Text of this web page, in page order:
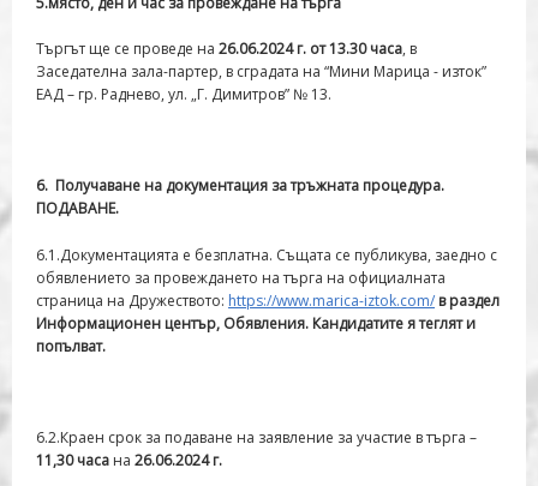
Търгът ще се проведе на 26.06.2024 г. от 13.30 часа, в
Заседателна зала-партер, в сградата на “Мини Марица - изток”
ЕАД – гр. Раднево, ул. „Г. Димитров” № 13.
6. Получаване на документация за тръжната процедура.
ПОДАВАНЕ.
6.1.Документацията е безплатна. Същата се публикува, заедно с
обявлението за провеждането на търга на официалната
страница на Дружеството: https://www.marica-iztok.com/ в раздел
Информационен център, Обявления. Кандидатите я теглят и
попълват.
6.2.Краен срок за подаване на заявление за участие в търга –
11,30 часа на 26.06.2024 г.